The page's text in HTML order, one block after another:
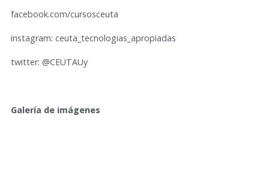
facebook.com/cursosceuta
instagram: ceuta_tecnologias_apropiadas
twitter: @CEUTAUy
Galería de imágenes